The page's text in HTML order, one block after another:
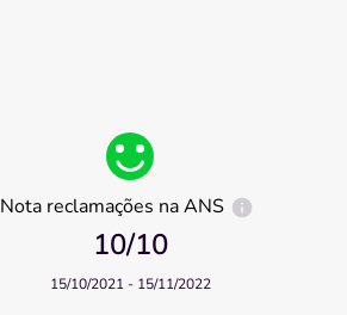
Nota reclamações na ANS
10/10
15/10/2021 - 15/11/2022